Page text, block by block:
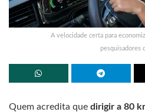
A velocidade certa para
pesquisadores
Quem acredita que dirigir a 80